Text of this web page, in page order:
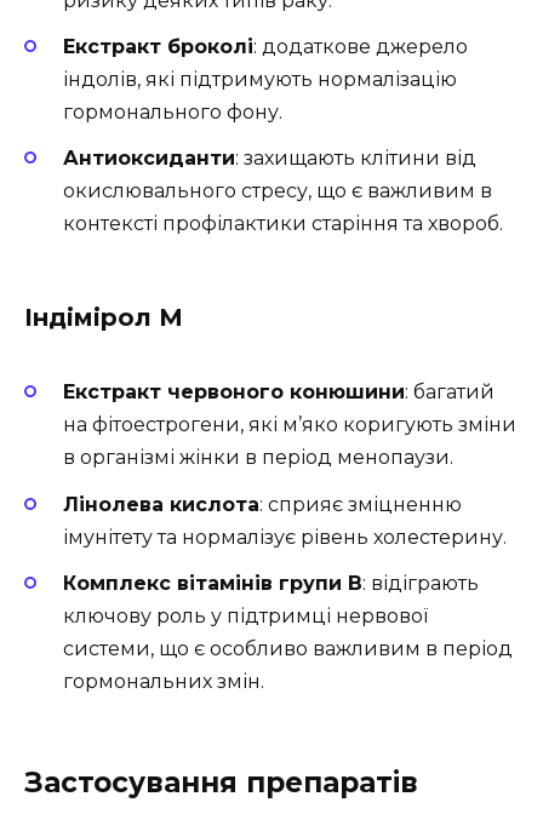
Екстракт броколі: додаткове джерело
індолів, які підтримують нормалізацію
гормонального фону.
Антиоксиданти: захищають клітини від
окислювального стресу, що є важливим в
контексті профілактики старіння та хвороб.
Індімірол М
Екстракт червоного конюшини: багатий
на фітоестрогени, які м’яко коригують зміни
в організмі жінки в період менопаузи.
Лінолева кислота: сприяє зміцненню
імунітету та нормалізує рівень холестерину.
Комплекс вітамінів групи B: відіграють
ключову роль у підтримці нервової
системи, що є особливо важливим в період
гормональних змін.
Застосування препаратів